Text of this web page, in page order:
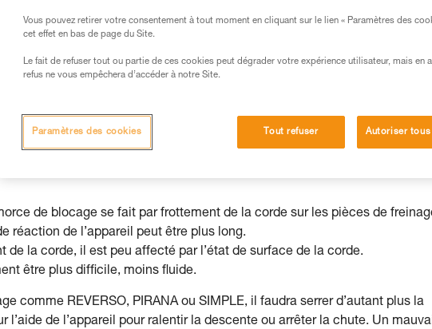
les informations de la notice technique pour pouvoir
une formation et un entraînement spécifique. Validez avec
à refaire la manipulation, seul, en toute sécurité, avant de la
techniques liées à votre activité. Il peut en exister d’autres que
neuve avec les appareils comme GRIGRI, I’D, REVERSO, STOP,
de blocage se fait par frottement de la corde sur les pièces de
réaction de l’appareil peut être plus long.
la corde, il est peu affecté par l’état de surface de la corde.
être plus difficile, moins fluide.
comme REVERSO, PIRANA ou SIMPLE, il faudra serrer d’autant plus la
l’aide de l’appareil pour ralentir la descente ou arrêter la chute. Un
Vous pouvez retirer votre consentement à tout moment en cliquant sur le lien « Paramètres des
cet effet en bas de page du Site.
Le fait de refuser tout ou partie de ces cookies peut dégrader votre expérience utilisateur, mais en
refus ne vous empêchera d’accéder à notre Site.
Tout refuser Autoriser
Paramètres des cookies